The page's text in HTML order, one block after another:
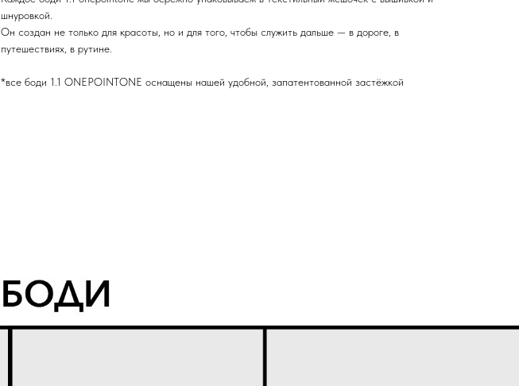
шнуровкой.
Он создан не только для красоты, но и для того, чтобы служить дальше — в дороге, в
путешествиях, в рутине.
*все боди 1.1 ONEPOINTONE оснащены нашей удобной, запатентованной застёжкой